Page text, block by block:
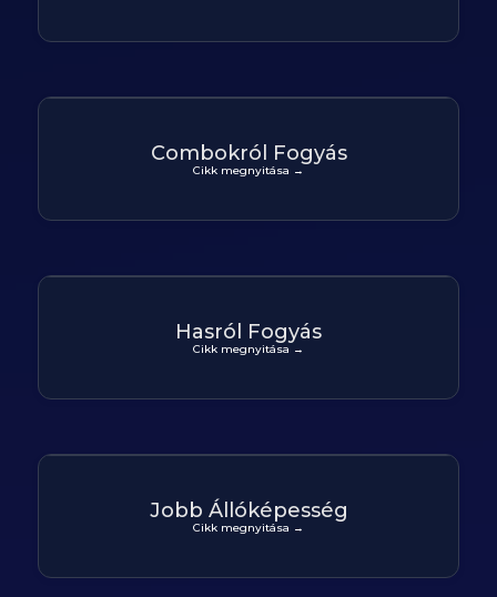
Combokról Fogyás
Cikk megnyitása →
Hasról Fogyás
Cikk megnyitása →
Jobb Állóképesség
Cikk megnyitása →